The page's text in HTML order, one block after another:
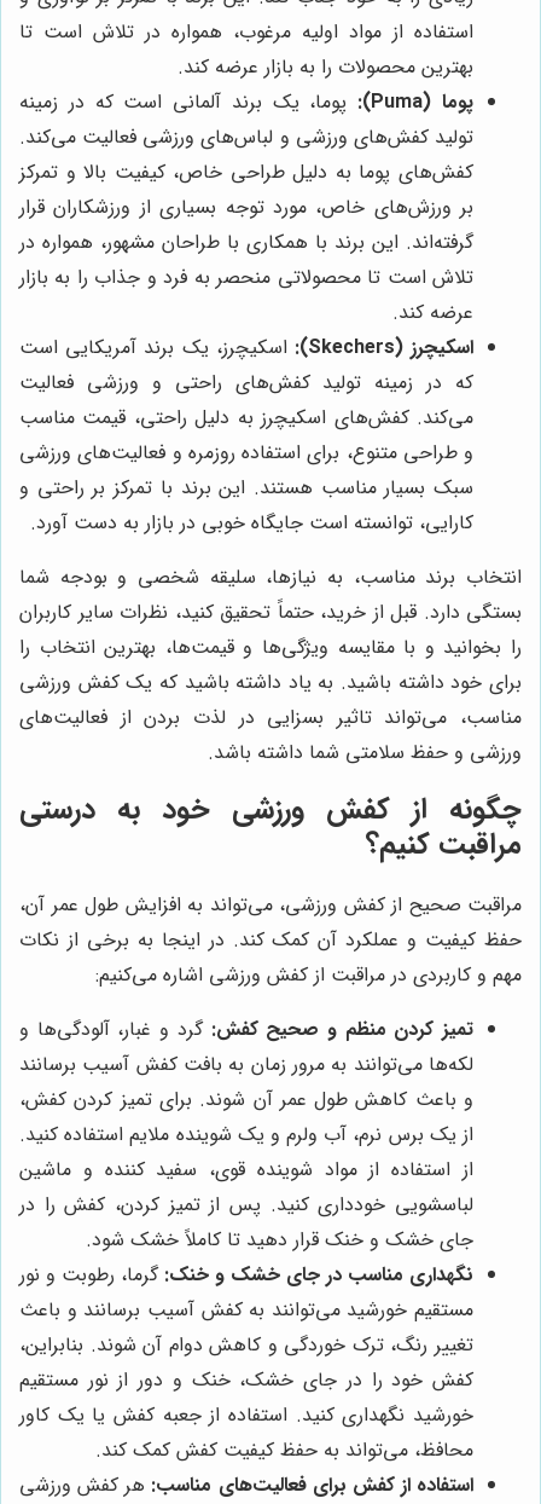
استفاده از مواد اولیه مرغوب، همواره در تلاش است تا
بهترین محصولات را به بازار عرضه کند.
پوما (Puma):
پوما، یک برند آلمانی است که در زمینه
تولید کفش‌های ورزشی و لباس‌های ورزشی فعالیت می‌کند.
کفش‌های پوما به دلیل طراحی خاص، کیفیت بالا و تمرکز
بر ورزش‌های خاص، مورد توجه بسیاری از ورزشکاران قرار
گرفته‌اند. این برند با همکاری با طراحان مشهور، همواره در
تلاش است تا محصولاتی منحصر به فرد و جذاب را به بازار
عرضه کند.
اسکیچرز (Skechers):
اسکیچرز، یک برند آمریکایی است
که در زمینه تولید کفش‌های راحتی و ورزشی فعالیت
می‌کند. کفش‌های اسکیچرز به دلیل راحتی، قیمت مناسب
و طراحی متنوع، برای استفاده روزمره و فعالیت‌های ورزشی
سبک بسیار مناسب هستند. این برند با تمرکز بر راحتی و
کارایی، توانسته است جایگاه خوبی در بازار به دست آورد.
انتخاب برند مناسب، به نیازها، سلیقه شخصی و بودجه شما
بستگی دارد. قبل از خرید، حتماً تحقیق کنید، نظرات سایر کاربران
را بخوانید و با مقایسه ویژگی‌ها و قیمت‌ها، بهترین انتخاب را
برای خود داشته باشید. به یاد داشته باشید که یک کفش ورزشی
مناسب، می‌تواند تاثیر بسزایی در لذت بردن از فعالیت‌های
ورزشی و حفظ سلامتی شما داشته باشد.
چگونه از کفش ورزشی خود به درستی
مراقبت کنیم؟
مراقبت صحیح از کفش ورزشی، می‌تواند به افزایش طول عمر آن،
حفظ کیفیت و عملکرد آن کمک کند. در اینجا به برخی از نکات
مهم و کاربردی در مراقبت از کفش ورزشی اشاره می‌کنیم:
تمیز کردن منظم و صحیح کفش: گرد و غبار، آلودگی‌ها و
لکه‌ها می‌توانند به مرور زمان به بافت کفش آسیب برسانند
و باعث کاهش طول عمر آن شوند. برای تمیز کردن کفش،
از یک برس نرم، آب ولرم و یک شوینده ملایم استفاده کنید.
از استفاده از مواد شوینده قوی، سفید کننده و ماشین
لباسشویی خودداری کنید. پس از تمیز کردن، کفش را در
جای خشک و خنک قرار دهید تا کاملاً خشک شود.
نگهداری مناسب در جای خشک و خنک: گرما، رطوبت و نور
مستقیم خورشید می‌توانند به کفش آسیب برسانند و باعث
تغییر رنگ، ترک خوردگی و کاهش دوام آن شوند. بنابراین،
کفش خود را در جای خشک، خنک و دور از نور مستقیم
خورشید نگهداری کنید. استفاده از جعبه کفش یا یک کاور
محافظ، می‌تواند به حفظ کیفیت کفش کمک کند.
استفاده از کفش برای فعالیت‌های مناسب: هر کفش ورزشی